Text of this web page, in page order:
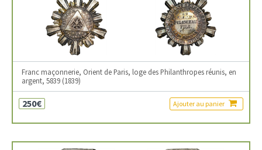
Franc maçonnerie, Orient de Paris, loge des Philanthropes réunis, en
argent, 5839 (1839)
250€ Ajouter au panier